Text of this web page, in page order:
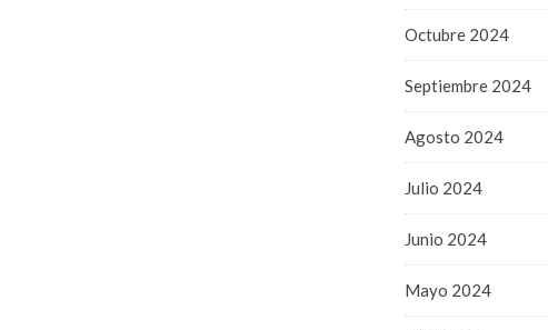
Octubre 2024
Septiembre 2024
Agosto 2024
Julio 2024
Junio 2024
Mayo 2024